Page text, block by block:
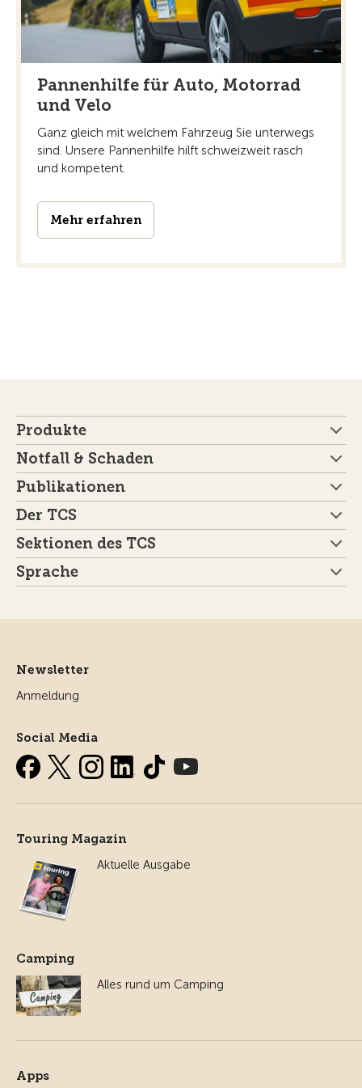
Pannenhilfe für Auto, Motorrad
und Velo
Ganz gleich mit welchem Fahrzeug Sie unterwegs
sind. Unsere Pannenhilfe hilft schweizweit rasch
und kompetent.
Mehr erfahren
Produkte
Notfall & Schaden
Publikationen
Der TCS
Sektionen des TCS
Sprache
Newsletter
Anmeldung
Social Media
Touring Magazin
Aktuelle Ausgabe
Camping
Alles rund um Camping
Apps